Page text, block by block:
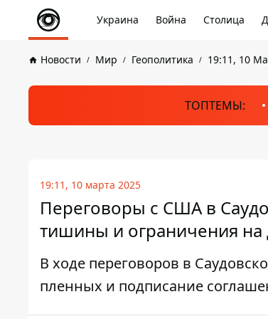
Украина Война Столица
Новости Мир Геополитика 19:11, 10
ТОПТЕМЫ:
19:11, 10 марта 2025
Переговоры с США в
тишины и ограничения
В ходе переговоров в
пленных и подписание